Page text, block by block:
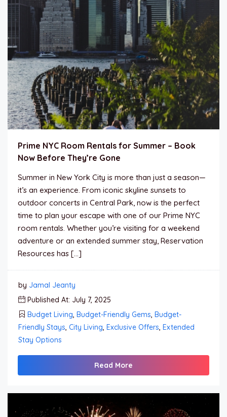
Prime NYC Room Rentals for Summer – Book
Now Before They’re Gone
Summer in New York City is more than just a season—
it’s an experience. From iconic skyline sunsets to
outdoor concerts in Central Park, now is the perfect
time to plan your escape with one of our Prime NYC
room rentals. Whether you’re visiting for a weekend
adventure or an extended summer stay, Reservation
Resources has […]
by Jamal Jeanty
Published At: July 7, 2025
Budget Living, Budget-Friendly Gems, Budget-
Friendly Stays, City Living, Exclusive Offers, Extended
Stay Options
Read More